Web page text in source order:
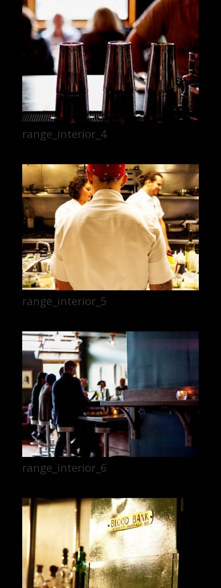
range_interior_4
range_interior_5
range_interior_6